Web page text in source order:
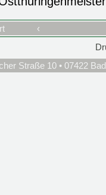
‹
Straße 10 • 07422